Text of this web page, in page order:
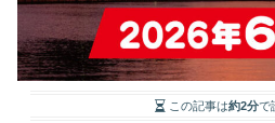
この記事は約2分で